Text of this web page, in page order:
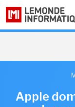
Apple